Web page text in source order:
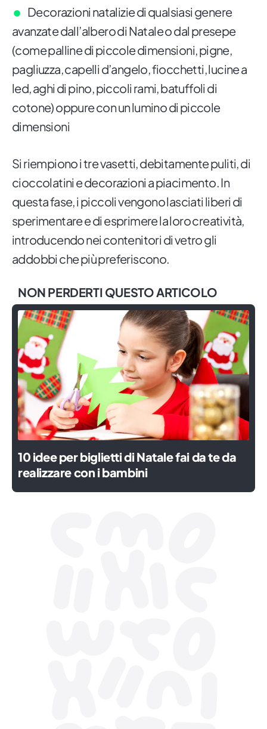
Decorazioni natalizie di qualsiasi genere
avanzate dall’albero di Natale o dal presepe
(come palline di piccole dimensioni, pigne,
pagliuzza, capelli d’angelo, fiocchetti, lucine a
led, aghi di pino, piccoli rami, batuffoli di
cotone) oppure con un lumino di piccole
dimensioni
Si riempiono i tre vasetti, debitamente puliti, di
cioccolatini e decorazioni a piacimento. In
questa fase, i piccoli vengono lasciati liberi di
sperimentare e di esprimere la loro creatività,
introducendo nei contenitori di vetro gli
addobbi che più preferiscono.
NON PERDERTI QUESTO ARTICOLO
10 idee per biglietti di Natale fai da te da
realizzare con i bambini